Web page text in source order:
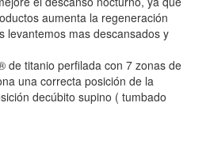
aumenta la regeneración
levantemos mas descansados y
de titanio perfilada con 7 zonas de
una correcta posición de la
decúbito supino ( tumbado